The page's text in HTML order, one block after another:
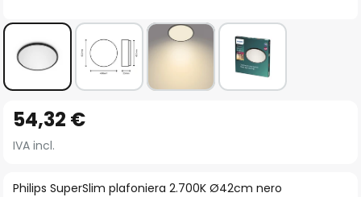
all'inizio
della
Philips SuperSlim plafoniera 2.700K Ø42cm nero
54,32 €
IVA incl.